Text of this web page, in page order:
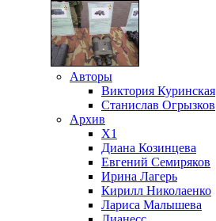
Авторы
Виктория Куринская
Станислав Огрызков
Архив
X1
Диана Козинцева
Евгений Семиряков
Ирина Лагерь
Кирилл Николаенко
Лариса Малышева